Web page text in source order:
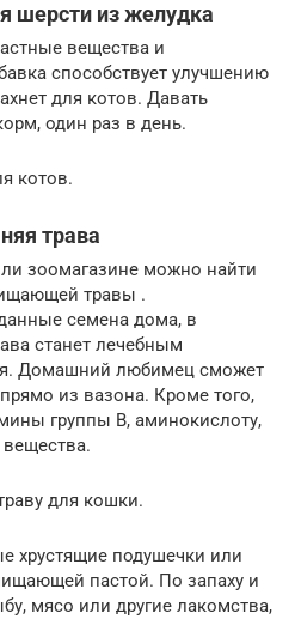
шерсти из желудка
вещества и
способствует улучшению
для котов. Давать
один раз в день.
котов.
трава
зоомагазине можно найти
травы .
семена дома, в
станет лечебным
Домашний любимец сможет
из вазона. Кроме того,
группы В, аминокислоту,
для кошки.
хрустящие подушечки или
пастой. По запаху и
мясо или другие лакомства,